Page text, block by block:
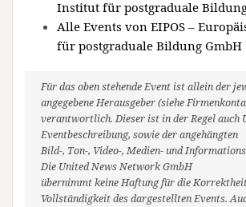
Institut für postgraduale
Alle Events von EIPOS –
für postgraduale Bildung GmbH
Für das oben stehende Event ist allein der
angegebene Herausgeber (siehe
verantwortlich. Dieser ist in der Regel auch
Eventbeschreibung, sowie der angehängten
Bild-, Ton-, Video-, Medien- und
Die United News Network GmbH
übernimmt keine Haftung für die
Vollständigkeit des dargestellten Events.